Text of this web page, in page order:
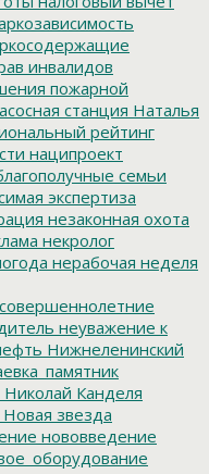
инвалидов
пожарной
станция Наталья
рейтинг
наципроект
семьи
экспертиза
незаконная охота
некролог
нерабочая неделя
неуважение к
Нижнеленинский
Николай Канделя
Новая звезда
нововведение